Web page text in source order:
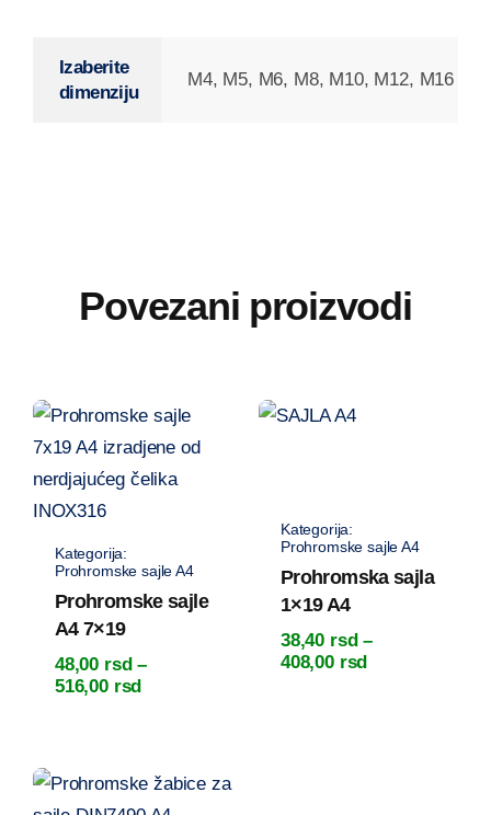
Izaberite
dimenziju
M4, M5, M6, M8, M10, M12, M16
Povezani proizvodi
Prohromske sajle A4
Prohromske sajle
A4 7×19
48,00 rsd –
516,00 rsdRaspon
do
516,00 rsd
Prohromske sajle A4
Prohromska sajla
1×19 A4
38,40 rsd –
408,00 rsdRaspon